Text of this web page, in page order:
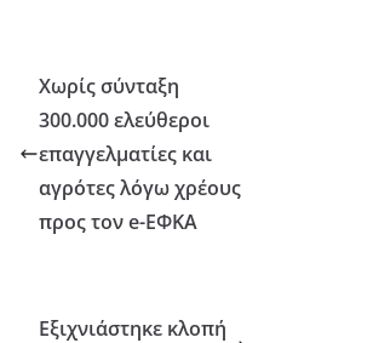
Χωρίς σύνταξη
300.000 ελεύθεροι
επαγγελματίες και
αγρότες λόγω χρέους
προς τον e-ΕΦΚΑ
Εξιχνιάστηκε κλοπή